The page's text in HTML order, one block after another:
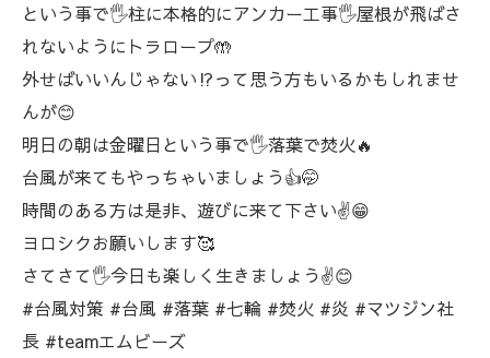
という事で🖐️柱に本格的にアンカー工事🖐️屋根が飛ばさ
れないようにトラロープ🤲
外せばいいんじゃない⁉️って思う方もいるかもしれませ
んが😊
明日の朝は金曜日という事で🖐️落葉で焚火🔥
台風が来てもやっちゃいましょう👍🤭
時間のある方は是非、遊びに来て下さい✌️😁
ヨロシクお願いします🥰
さてさて🖐️今日も楽しく生きましょう✌️😊
#台風対策 #台風 #落葉 #七輪 #焚火 #炎 #マツジン社
長 #teamエムビーズ